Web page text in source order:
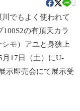

でもよく使われて
の有頂天カラ
モ）アユと身狭上
月17日（土）にU-
示即売会にて展示受